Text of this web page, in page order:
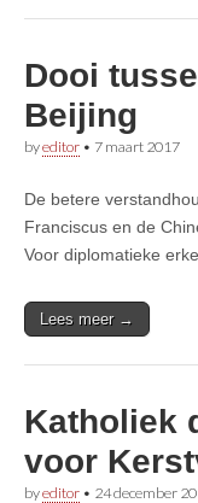
Dooi
Beijing
byeditor • 7 maart 2017
De betere
Franciscus en de
Voor diplomatieke
Lees meer →
Katholiek
voor
byeditor • 24 december